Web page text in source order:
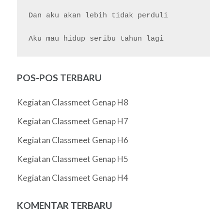
Dan aku akan lebih tidak perduli
POS-POS TERBARU
Kegiatan Classmeet Genap H8
Kegiatan Classmeet Genap H7
Kegiatan Classmeet Genap H6
Kegiatan Classmeet Genap H5
Kegiatan Classmeet Genap H4
KOMENTAR TERBARU